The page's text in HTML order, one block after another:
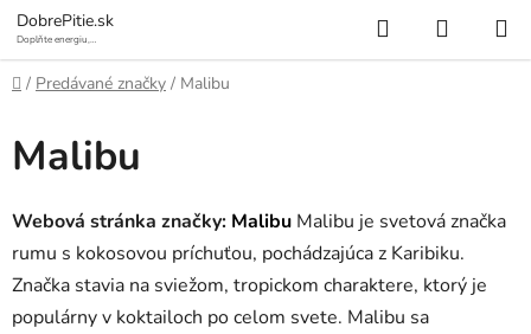
Prejsť
na
obsah
DobrePitie.sk
Doplňte energiu,
Hľadať
KOŠÍK
Domov
/ Predávané značky / Malibu
Malibu
Webová stránka značky: Malibu Malibu je svetová značka
rumu s kokosovou príchuťou, pochádzajúca z Karibiku.
Značka stavia na sviežom, tropickom charaktere, ktorý je
populárny v koktailoch po celom svete. Malibu sa